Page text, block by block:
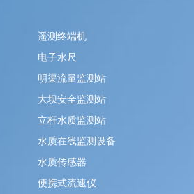
遥测终端机
电子水尺
明渠流量监测站
大坝安全监测站
立杆水质监测站
水质在线监测设备
水质传感器
便携式流速仪